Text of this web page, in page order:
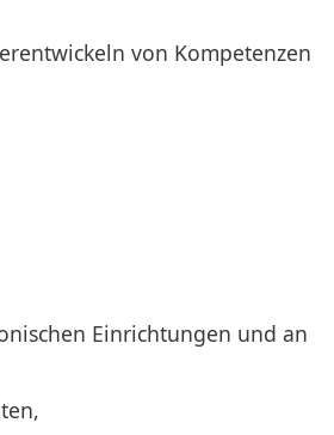
von Kompetenzen
Einrichtungen und an